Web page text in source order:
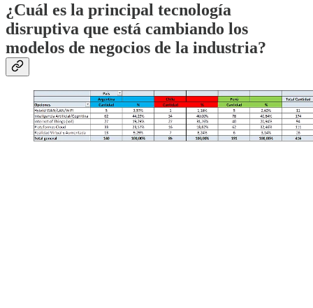
¿Cuál es la principal tecnología
disruptiva que está cambiando los
modelos de negocios de la industria?